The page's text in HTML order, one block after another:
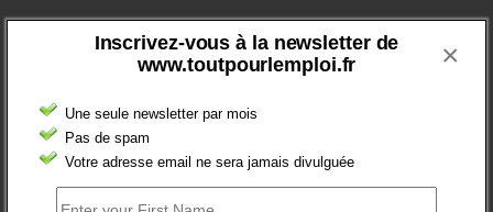
Inscrivez-vous à la newsletter de
www.toutpourlemploi.fr
Une seule newsletter par mois
Pas de spam
Votre adresse email ne sera jamais divulguée
×